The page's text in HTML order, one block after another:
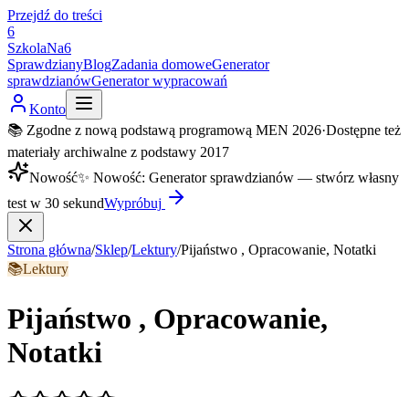
Przejdź do treści
6
SzkolaNa6
SprawdzianyBlogZadania domoweGenerator
sprawdzianówGenerator wypracowań
Konto
📚 Zgodne z nową podstawą programową MEN 2026·Dostępne też
materiały archiwalne z podstawy 2017
Nowość✨ Nowość: Generator sprawdzianów — stwórz własny
test w 30 sekundWypróbuj
Strona główna/Sklep/Lektury/Pijaństwo , Opracowanie, Notatki
📚Lektury
Pijaństwo , Opracowanie,
Notatki